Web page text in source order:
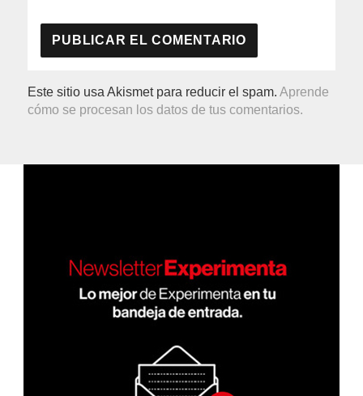
Este sitio usa Akismet para reducir el spam.Aprende
cómo se procesan los datos de tus comentarios.